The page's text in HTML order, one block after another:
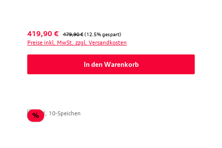
Verkaufspreis:
419,90 € Regulärer Preis:
479,90 € (12.5% gespart)
Preise inkl. MwSt. zzgl. Versandkosten
In den Warenkorb
%Rabatt